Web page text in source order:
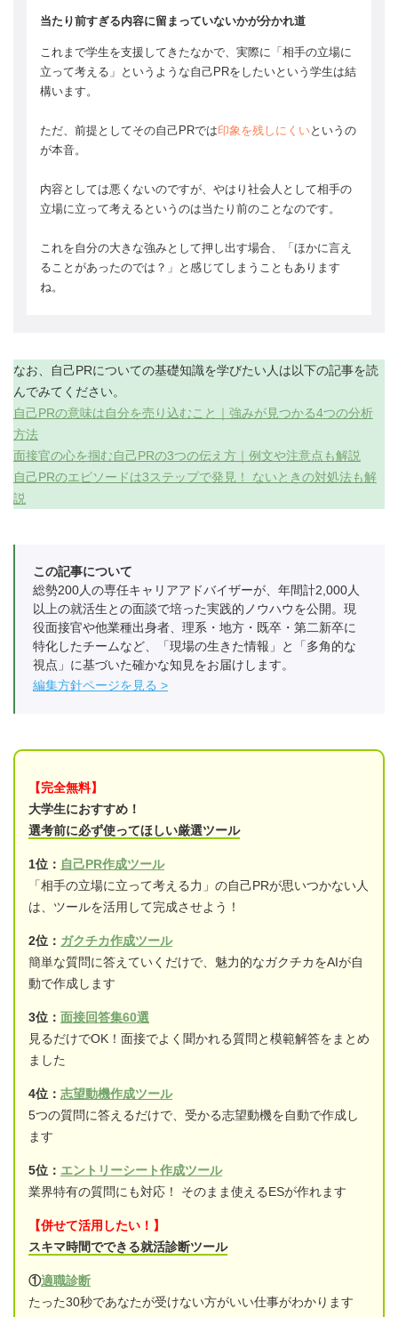
当たり前すぎる内容に留まっていないかが分かれ道
これまで学生を支援してきたなかで、実際に「相手の立場に
立って考える」というような自己PRをしたいという学生は結
構います。
ただ、前提としてその自己PRでは印象を残しにくいというの
が本音。
内容としては悪くないのですが、やはり社会人として相手の
立場に立って考えるというのは当たり前のことなのです。
これを自分の大きな強みとして押し出す場合、「ほかに言え
ることがあったのでは？」と感じてしまうこともあります
ね。
なお、自己PRについての基礎知識を学びたい人は以下の記事を読
んでみてください。
自己PRの意味は自分を売り込むこと｜強みが見つかる4つの分析
方法
面接官の心を掴む自己PRの3つの伝え方｜例文や注意点も解説
自己PRのエピソードは3ステップで発見！ ないときの対処法も解
説
この記事について
総勢200人の専任キャリアアドバイザーが、年間計2,000人
以上の就活生との面談で培った実践的ノウハウを公開。現
役面接官や他業種出身者、理系・地方・既卒・第二新卒に
特化したチームなど、「現場の生きた情報」と「多角的な
視点」に基づいた確かな知見をお届けします。
編集方針ページを見る
【完全無料】
大学生におすすめ！
選考前に必ず使ってほしい厳選ツール
1位： 自己PR作成ツール
「相手の立場に立って考える力」の自己PRが思いつかない人
は、ツールを活用して完成させよう！
2位： ガクチカ作成ツール
簡単な質問に答えていくだけで、魅力的なガクチカをAIが自
動で作成します
3位： 面接回答集60選
見るだけでOK！面接でよく聞かれる質問と模範解答をまとめ
ました
4位： 志望動機作成ツール
5つの質問に答えるだけで、受かる志望動機を自動で作成し
ます
5位： エントリーシート作成ツール
業界特有の質問にも対応！ そのまま使えるESが作れます
【併せて活用したい！】
スキマ時間でできる就活診断ツール
①適職診断
たった30秒であなたが受けない方がいい仕事がわかります